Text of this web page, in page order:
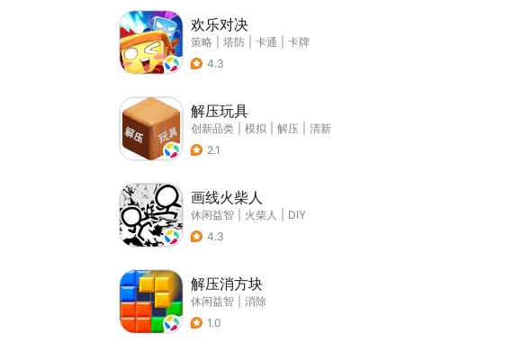
欢乐对决
策略 塔防 卡通
卡牌
4.3
解压玩具
创新品类 模拟 解压
清新
2.1
画线火柴人
休闲益智 火柴人
DIY
4.3
解压消方块
休闲益智
消除
1.0